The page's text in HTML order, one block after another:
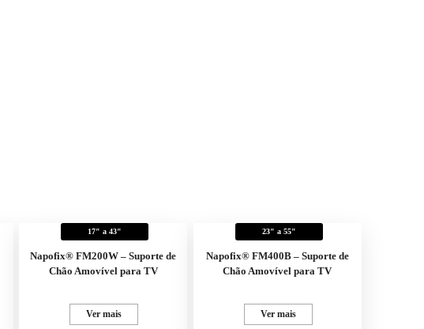
17" a 43"
Napofix® FM200W – Suporte de
Chão Amovível para TV
Ver mais
23" a 55"
Napofix® FM400B – Suporte de
Chão Amovível para TV
Ver mais